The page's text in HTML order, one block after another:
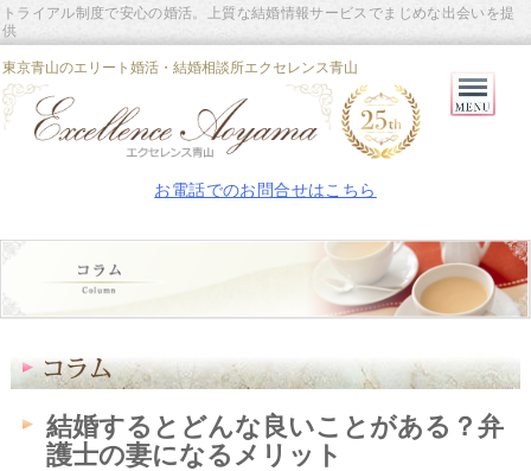
東京青山のエリート婚活・結婚相談所エクセレンス青山
トライアル制度で安心の婚活。上質な結婚情報サービスでまじめな出会いを提
供
お電話でのお問合せはこちら
結婚するとどんな良いことがある？弁
護士の妻になるメリット